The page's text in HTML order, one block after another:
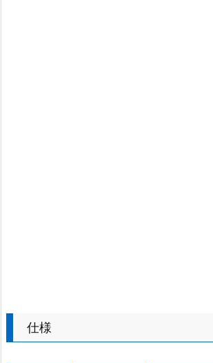
仕様